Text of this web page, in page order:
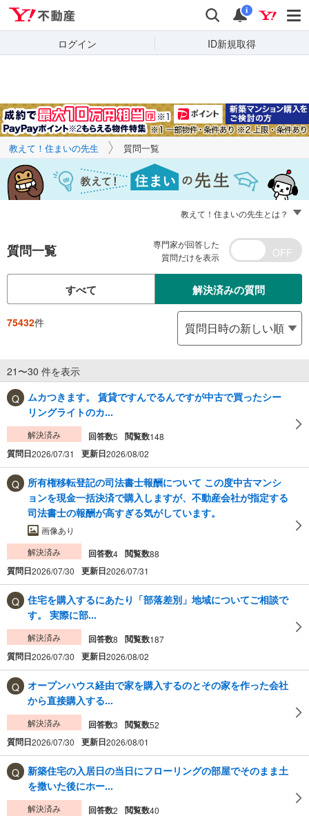
検索 通知
i
ログイン ID新規取得
キーワードで
質問を探す
教えて！住まいの先生 質問一覧
教えて！住まいの先生とは？
質問一覧
専門家が回答した
質問だけを表示
すべて 解決済みの質問
75432件
21〜30 件を表示
ムカつきます。 賃貸ですんでるんですが中古で買ったシー
リングライトのカ...
解決済み 回答数5 閲覧数148
質問日2026/07/31 更新日2026/08/02
所有権移転登記の司法書士報酬について この度中古マンシ
ョンを現金一括決済で購入しますが、不動産会社が指定する
司法書士の報酬が高すぎる気がしています。
画像あり
解決済み
回答数4 閲覧数88
質問日2026/07/30 更新日2026/07/31
住宅を購入するにあたり「部落差別」地域についてご相談で
す。 実際に部...
解決済み 回答数8 閲覧数187
質問日2026/07/30 更新日2026/08/02
オープンハウス経由で家を購入するのとその家を作った会社
から直接購入する...
解決済み 回答数3 閲覧数52
質問日2026/07/30 更新日2026/08/01
新築住宅の入居日の当日にフローリングの部屋でそのまま土
を撒いた後にホー...
解決済み 回答数2 閲覧数40